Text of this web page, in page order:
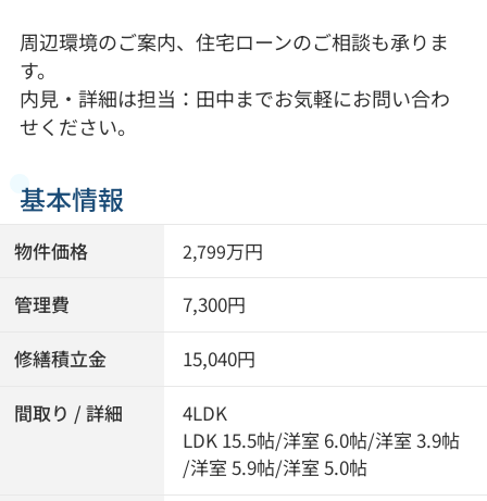
周辺環境のご案内、住宅ローンのご相談も承りま
す。
内見・詳細は担当：田中までお気軽にお問い合わ
せください。
基本情報
物件価格 2,799万円
管理費 7,300円
修繕積立金 15,040円
間取り / 詳細
4LDK
LDK 15.5帖/洋室 6.0帖/洋室 3.9帖
/洋室 5.9帖/洋室 5.0帖